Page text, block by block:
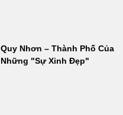
Quy Nhơn – Thành Phố Của
Những "Sự Xinh Đẹp"